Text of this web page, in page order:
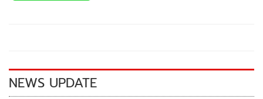
k k
NEWS UPDATE